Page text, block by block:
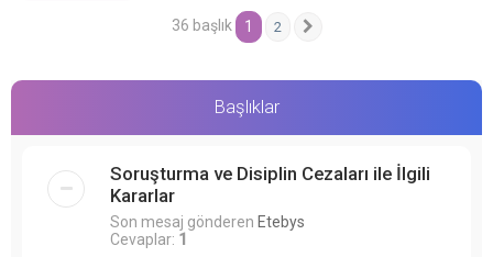
36 başlık 1 2
Başlıklar
Soruşturma ve Disiplin Cezaları ile İlgili
Kararlar
Son mesaj gönderen Etebys
Cevaplar: 1